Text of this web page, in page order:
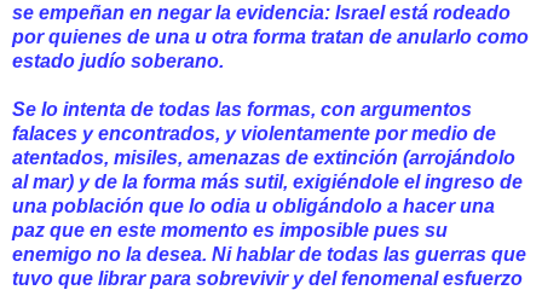
se empeñan en negar la evidencia: Israel está rodeado
por quienes de una u otra forma tratan de anularlo como
estado judío soberano.
Se lo intenta de todas las formas, con argumentos
falaces y encontrados, y violentamente por medio de
atentados, misiles, amenazas de extinción (arrojándolo
al mar) y de la forma más sutil, exigiéndole el ingreso de
una población que lo odia u obligándolo a hacer una
paz que en este momento es imposible pues su
enemigo no la desea. Ni hablar de todas las guerras que
tuvo que librar para sobrevivir y del fenomenal esfuerzo